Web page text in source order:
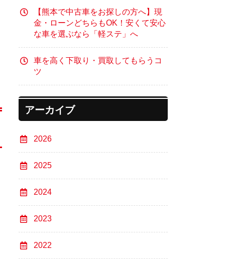
【熊本で中古車をお探しの方へ】現
金・ローンどちらもOK！安くて安心
な車を選ぶなら「軽ステ」へ
車を高く下取り・買取してもらうコ
ツ
アーカイブ
2026
2025
2024
2023
2022